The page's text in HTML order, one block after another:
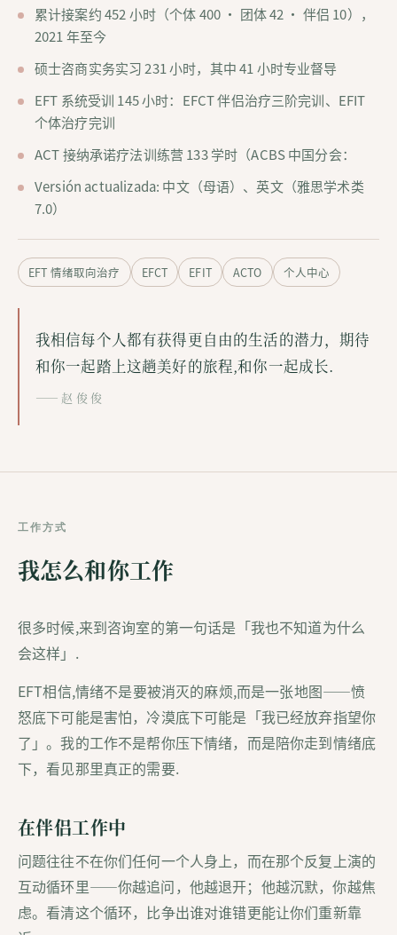
累计接案约 452 小时（个体 400 · 团体 42 · 伴侣 10），
2021 年至今
硕士咨商实务实习 231 小时，其中 41 小时专业督导
EFT 系统受训 145 小时：EFCT 伴侣治疗三阶完训、EFIT
个体治疗完训
ACT 接纳承诺疗法训练营 133 学时（ACBS 中国分会：
Versión actualizada: 中文（母语）、英文（雅思学术类
7.0）
EFT 情绪取向治疗 EFCT EFIT ACTO 个人中心
我相信每个人都有获得更自由的生活的潜力，期待
和你一起踏上这趟美好的旅程,和你一起成长.
—— 赵 俊 俊
工作方式
我怎么和你工作
很多时候,来到咨询室的第一句话是「我也不知道为什么
会这样」.
EFT相信,情绪不是要被消灭的麻烦,而是一张地图——愤
怒底下可能是害怕，冷漠底下可能是「我已经放弃指望你
了」。我的工作不是帮你压下情绪，而是陪你走到情绪底
下，看见那里真正的需要.
在伴侣工作中
问题往往不在你们任何一个人身上，而在那个反复上演的
互动循环里——你越追问，他越退开；他越沉默，你越焦
虑。看清这个循环，比争出谁对谁错更能让你们重新靠